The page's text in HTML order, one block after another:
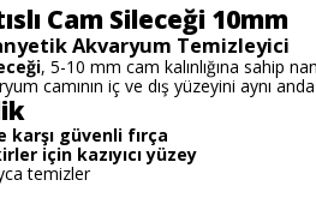
Cam Sileceği 10mm
Akvaryum Temizleyici
, 5-10 mm cam kalınlığına sahip
camının iç ve dış yüzeyini aynı
karşı güvenli fırça
için kazıyıcı yüzey
temizler